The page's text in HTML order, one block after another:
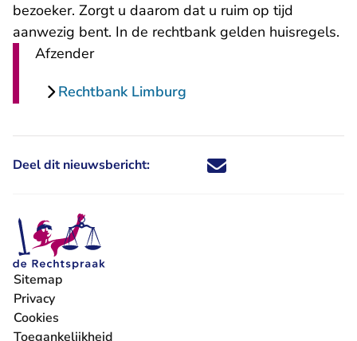
bezoeker. Zorgt u daarom dat u ruim op tijd
aanwezig bent. In de rechtbank gelden huisregels.
Afzender
Rechtbank Limburg
Deel dit nieuwsbericht: Deel dit nieuwsbericht via X -
Deel dit nieuwsbericht via
Deel dit nieuwsbericht
Deel dit
Sitemap
Privacy
Cookies
Toegankelijkheid